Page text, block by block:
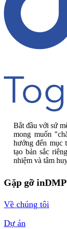
Bắt đầu với sứ
mong muốn
hướng đến mục
tạo bản sắc
nhiệm và tâm
Gặp gỡ inDMP
Về chúng tôi
Dự án